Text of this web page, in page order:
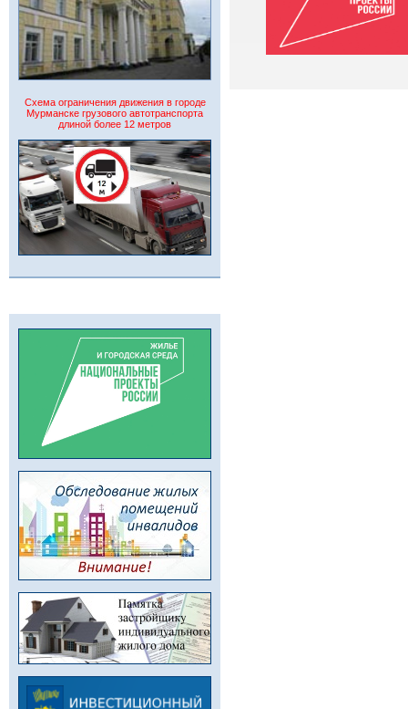
Схема ограничения движения в городе
Мурманске грузового автотранспорта
длиной более 12 метров